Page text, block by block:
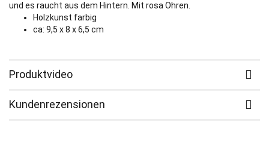
und es raucht aus dem Hintern. Mit rosa Ohren.
Holzkunst farbig
ca: 9,5 x 8 x 6,5 cm
Produktvideo
Kundenrezensionen